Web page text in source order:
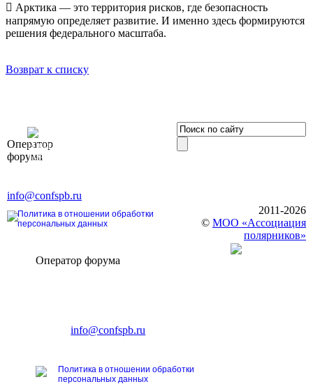
 Арктика — это территория рисков, где безопасность
напрямую определяет развитие. И именно здесь формируются
решения федерального масштаба.
Возврат к списку
Оператор
форума
Элит»
196191, г. Санкт-Петербург,
info@confspb.ru
Политика в отношении обработки
персональных данных
2011-2026
© МОО «Ассоциация
полярников»
Оператор форума
E-mail:info@confspb.ru
Политика в отношении обработки
персональных данных